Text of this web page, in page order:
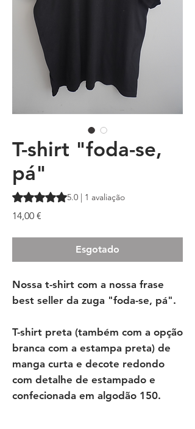
T-shirt "foda-se,
pá"
A classificação é 5.0 de 5 estrelas com
5.0 | 1 avaliação
14,00 €
Esgotado
Nossa t-shirt com a nossa frase
best seller da zuga "foda-se, pá".
T-shirt preta (também com a opção
branca com a estampa preta) de
manga curta e decote redondo
com detalhe de estampado e
confecionada em algodão 150.